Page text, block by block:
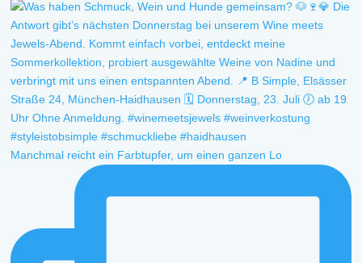
Manchmal reicht ein Farbtupfer, um einen ganzen Lo